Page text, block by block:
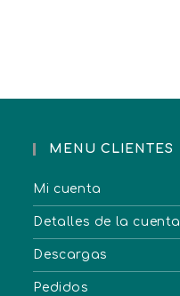
MENU CLIENTES
Mi cuenta
Detalles de la cuenta
Descargas
Pedidos